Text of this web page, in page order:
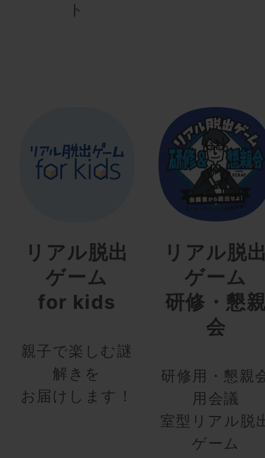
ト
リアル脱出
ゲーム
for kids
親子で楽しむ謎
解きを
お届けします！
リアル脱
ゲーム
研修・懇
会
研修用・懇親
用会議
室型リアル脱
ゲーム